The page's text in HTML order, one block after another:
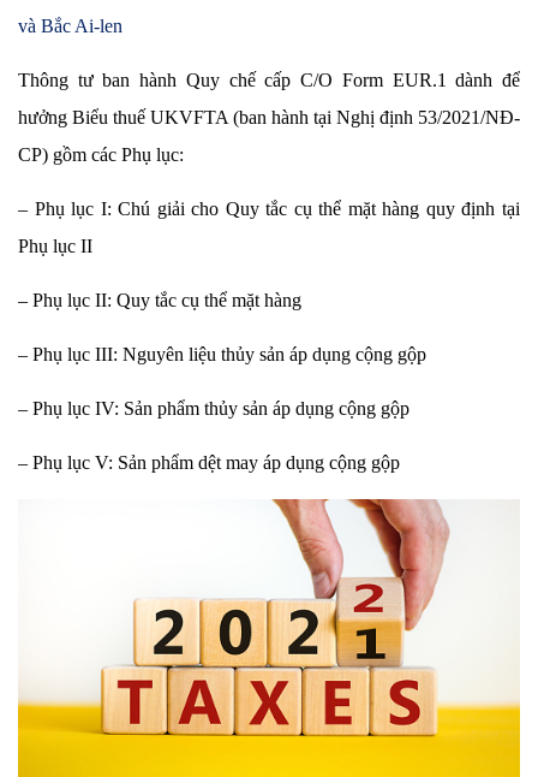
và Bắc Ai-len
Thông tư ban hành Quy chế cấp C/O Form EUR.1 dành để
hưởng Biểu thuế UKVFTA (ban hành tại Nghị định 53/2021/NĐ-
CP) gồm các Phụ lục:
– Phụ lục I: Chú giải cho Quy tắc cụ thể mặt hàng quy định tại
Phụ lục II
– Phụ lục II: Quy tắc cụ thể mặt hàng
– Phụ lục III: Nguyên liệu thủy sản áp dụng cộng gộp
– Phụ lục IV: Sản phẩm thủy sản áp dụng cộng gộp
– Phụ lục V: Sản phẩm dệt may áp dụng cộng gộp